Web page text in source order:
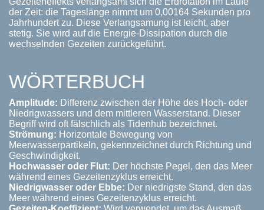
der Zeit: die Tageslänge nimmt um 0,00164 Sekunden pro
Jahrhundert zu. Diese Verlangsamung ist leicht, aber
stetig. Sie wird auf die Energie-Dissipation durch die
wechselnden Gezeiten zurückgeführt.
WÖRTERBUCH
Amplitude: Differenz zwischen der Höhe des Hoch- oder
Niedrigwassers und dem mittleren Wasserstand. Dieser
Begriff wird oft fälschlich als Tidenhub bezeichnet.
Strömung: Horizontale Bewegung von
Meerwasserpartikeln, gekennzeichnet durch Richtung und
Geschwindigkeit.
Hochwasser oder Flut: Der höchste Pegel, den das Meer
während eines Gezeitenzyklus erreicht.
Niedrigwasser oder Ebbe: Der niedrigste Stand, den das
Meer während eines Gezeitenzyklus erreicht.